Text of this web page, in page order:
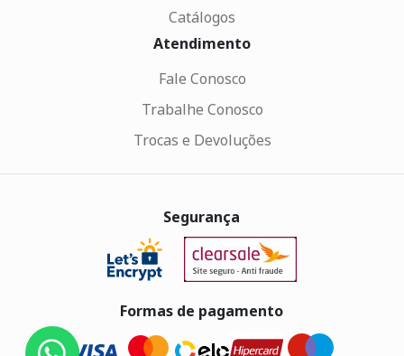
Catálogos
Atendimento
Fale Conosco
Trabalhe Conosco
Trocas e Devoluções
Segurança
Formas de pagamento